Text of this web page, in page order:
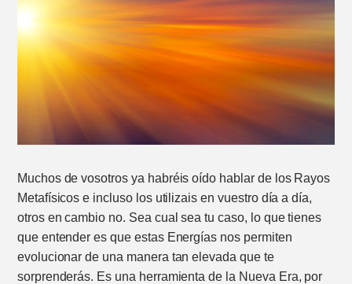
Muchos de vosotros ya habréis oído hablar de los Rayos
Metafísicos e incluso los utilizais en vuestro día a día,
otros en cambio no. Sea cual sea tu caso, lo que tienes
que entender es que estas Energías nos permiten
evolucionar de una manera tan elevada que te
sorprenderás. Es una herramienta de la Nueva Era, por